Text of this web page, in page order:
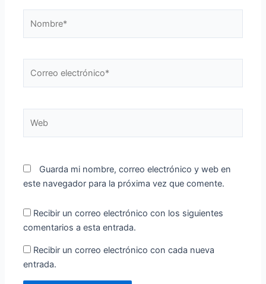
Guarda mi nombre, correo electrónico y web en
este navegador para la próxima vez que comente.
Recibir un correo electrónico con los siguientes
comentarios a esta entrada.
Recibir un correo electrónico con cada nueva
entrada.